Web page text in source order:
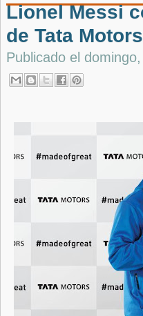
Lionel Messi
de Tata Motors
Publicado el